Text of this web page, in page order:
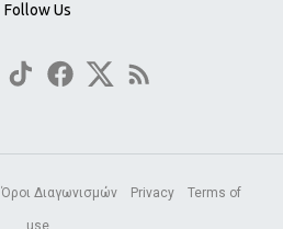
Follow Us
Όροι Διαγωνισμών Privacy Terms of
use